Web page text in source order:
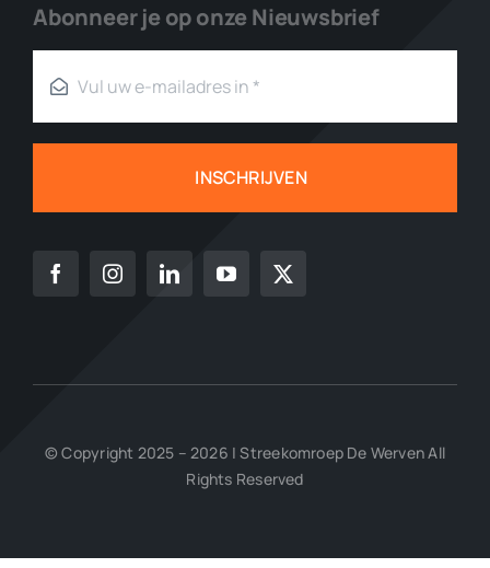
Abonneer je op onze Nieuwsbrief
INSCHRIJVEN
© Copyright 2025 – 2026 | Streekomroep De Werven All
Rights Reserved